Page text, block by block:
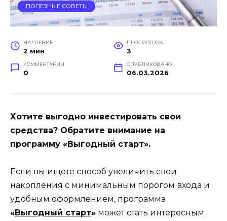
ПОЛЕЗНЫЕ СОВЕТЫ
НА ЧТЕНИЕ
2 мин
ПРОСМОТРОВ
3
КОММЕНТАРИИ
0
ОПУБЛИКОВАНО
06.03.2026
Хотите выгодно инвестировать свои
средства? Обратите внимание на
программу «Выгодный старт».
Если вы ищете способ увеличить свои
накопления с минимальным порогом входа и
удобным оформлением, программа
«Выгодный старт» может стать интересным